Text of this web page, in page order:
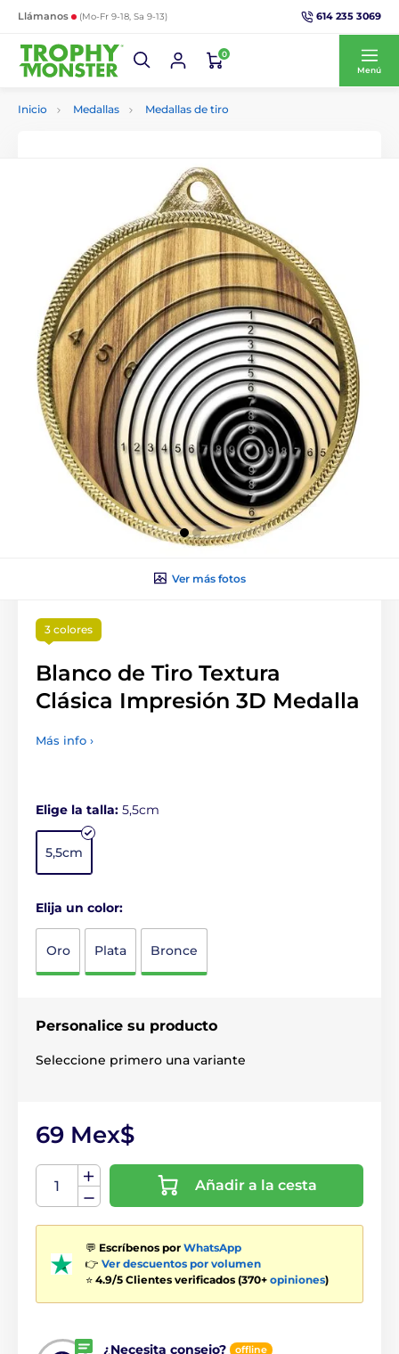
Llámanos (Mo-Fr 9-18, Sa 9-13) 614 235 3069
0
Menú
Inicio Medallas Medallas de tiro
Ver más fotos
3 colores
Blanco de Tiro Textura
Clásica Impresión 3D Medalla
Más info ›
Elige la talla: 5,5cm
5,5cm
Elija un color:
Oro Plata Bronce
Personalice su producto
Seleccione primero una variante
69 Mex$
Añadir a la cesta
💬 Escríbenos por WhatsApp
👉 Ver descuentos por volumen
⭐ 4.9/5 Clientes verificados (370+ opiniones)
¿Necesita consejo? offline